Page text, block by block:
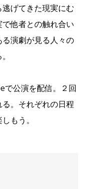
げてきた現実にむ
他者との触れ合い
演劇が見る人々の
で公演を配信。２回
。それぞれの日程
もう。